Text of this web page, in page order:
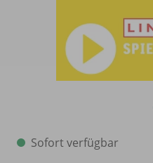
Sofort verfügbar